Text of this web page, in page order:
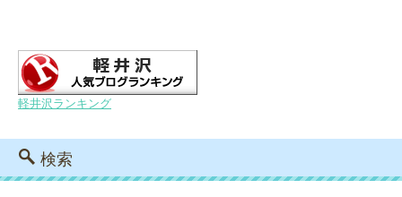
軽井沢ランキング
検索